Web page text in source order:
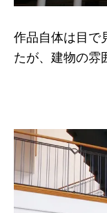
作品自体は目で
たが、建物の雰